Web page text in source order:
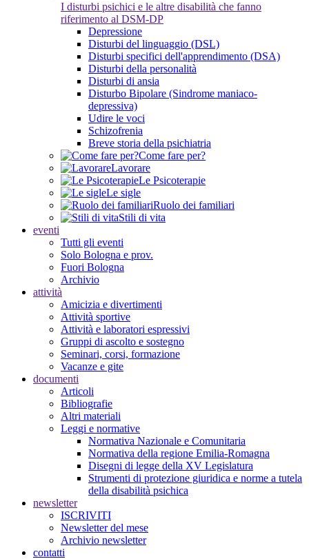
I disturbi psichici e le altre disabilità che fanno
riferimento al DSM-DP
Depressione
Disturbi del linguaggio (DSL)
Disturbi specifici dell'apprendimento (DSA)
Disturbi della personalità
Disturbi di ansia
Disturbo Bipolare (Sindrome maniaco-
depressiva)
Udire le voci
Schizofrenia
Breve storia della psichiatria
Come fare per?
Lavorare
Le Psicoterapie
Le sigle
Ruolo dei familiari
Stili di vita
eventi
Tutti gli eventi
Solo Bologna e prov.
Fuori Bologna
Archivio
attività
Amicizia e divertimenti
Attività sportive
Attività e laboratori espressivi
Gruppi di ascolto e sostegno
Seminari, corsi, formazione
Vacanze e gite
documenti
Articoli
Bibliografie
Altri materiali
Leggi e normative
Normativa Nazionale e Comunitaria
Normativa della regione Emilia-Romagna
Disegni di legge della XV Legislatura
Strumenti di protezione giuridica e norme a tutela
della disabilità psichica
newsletter
ISCRIVITI
Newsletter del mese
Archivio newsletter
contatti